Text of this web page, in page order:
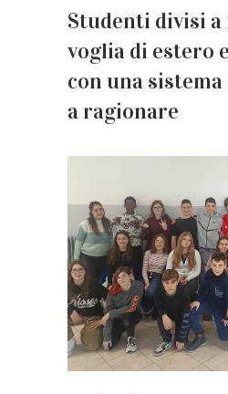
Studenti divisi
voglia di estero
con una
a ragionare